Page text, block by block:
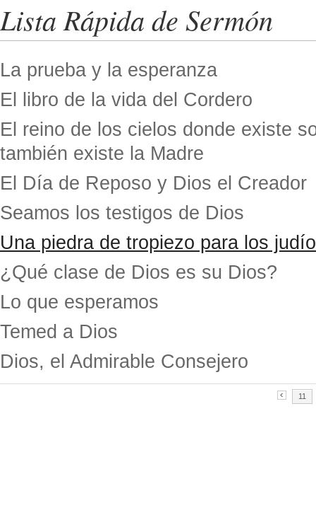
Lista Rápida de Sermón
La prueba y la esperanza
El libro de la vida del Cordero
El reino de los cielos donde existe
también existe la Madre
El Día de Reposo y Dios el Creador
Seamos los testigos de Dios
Una piedra de tropiezo para los
¿Qué clase de Dios es su Dios?
Lo que esperamos
Temed a Dios
Dios, el Admirable Consejero
11